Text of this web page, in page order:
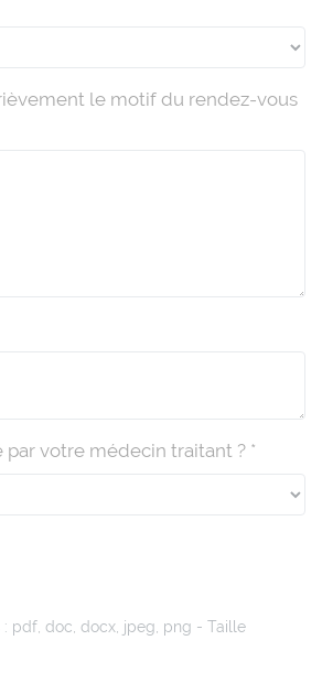
le motif du rendez-vous
par votre médecin traitant ? *
: pdf, doc, docx, jpeg, png - Taille